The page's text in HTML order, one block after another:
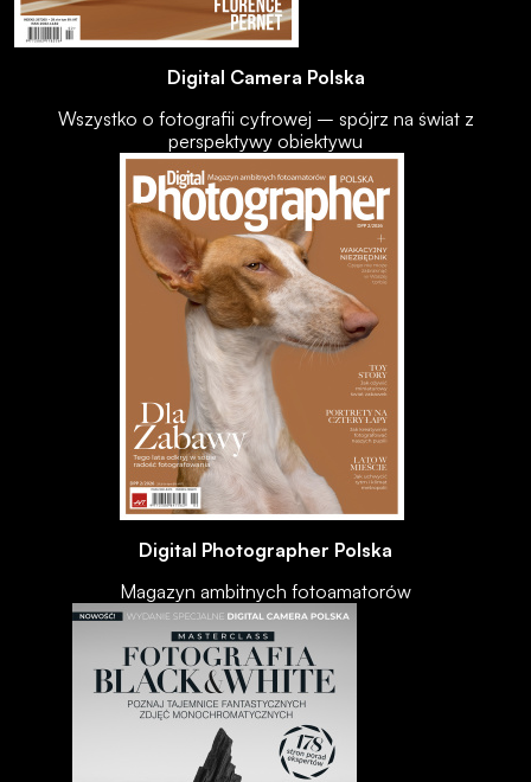
Digital Camera Polska
Wszystko o fotografii cyfrowej – spójrz na świat z
perspektywy obiektywu
Digital Photographer Polska
Magazyn ambitnych fotoamatorów